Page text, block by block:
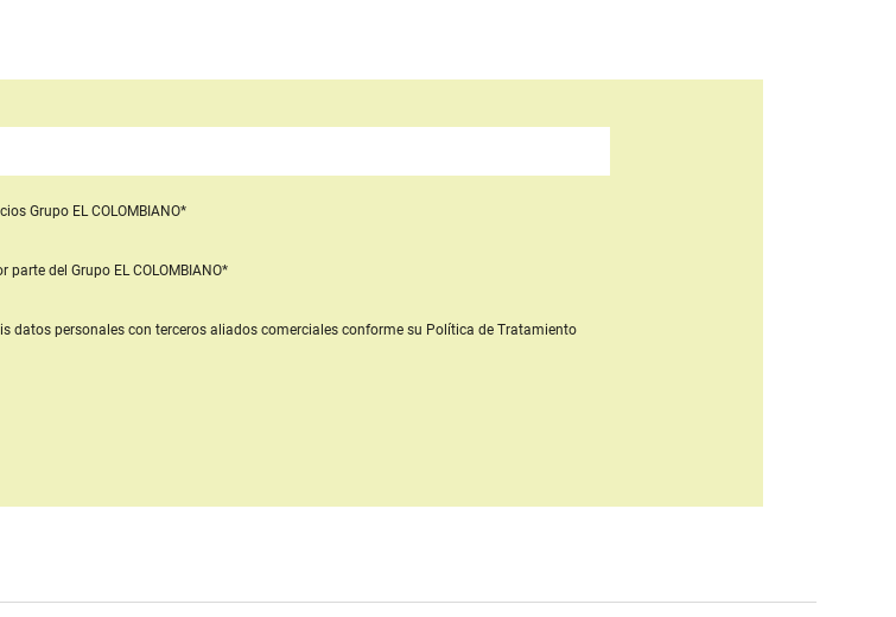
Grupo EL COLOMBIANO*
parte del Grupo EL COLOMBIANO*
datos personales con terceros aliados comercialesconforme su Política de Tratamiento